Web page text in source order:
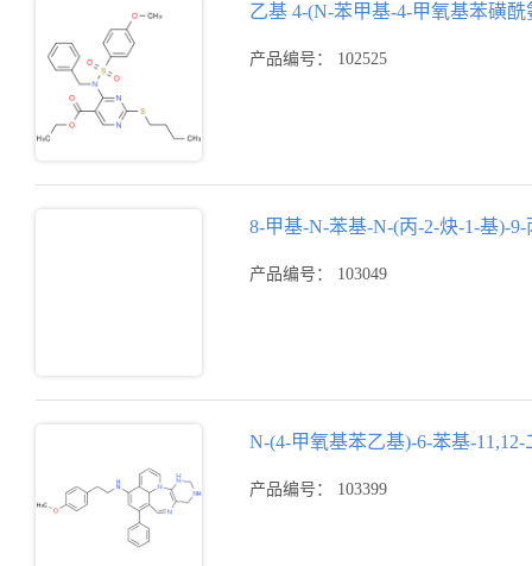
乙基 4-(N-苯甲基-4-甲氧基苯磺
产品编号： 102525
8-甲基-N-苯基-N-(丙-2-炔-1-基)-
产品编号： 103049
N-(4-甲氧基苯乙基)-6-苯基-
产品编号： 103399